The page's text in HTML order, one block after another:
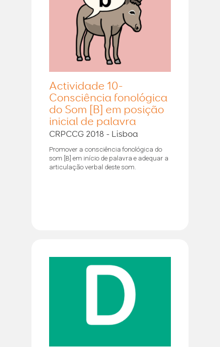
Actividade 10-
Consciência fonológica
do Som [B] em posição
inicial de palavra
CRPCCG 2018 - Lisboa
Promover a consciência fonológica do
som [B] em início de palavra e adequar a
articulação verbal deste som.